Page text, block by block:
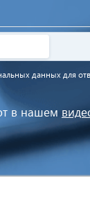
данных для
в нашем